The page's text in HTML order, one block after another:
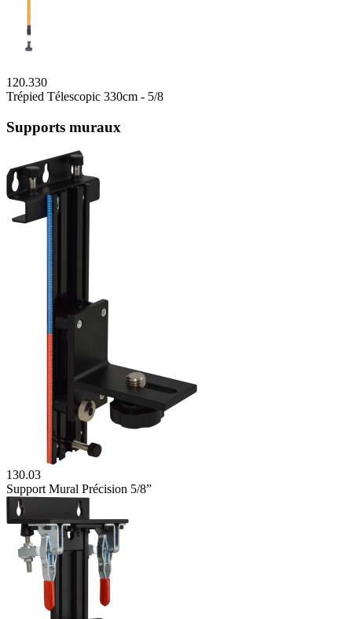
120.330
Trépied Télescopic 330cm - 5/8
Supports muraux
130.03
Support Mural Précision 5/8”